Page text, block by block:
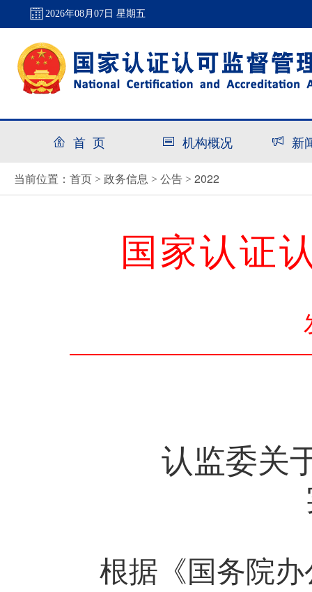
2026年08月07日 星期五
首 页 机构概况 新
当前位置： 首页 > 政务信息 > 公告 > 2022
国家认证
认监委关
根据《国务院